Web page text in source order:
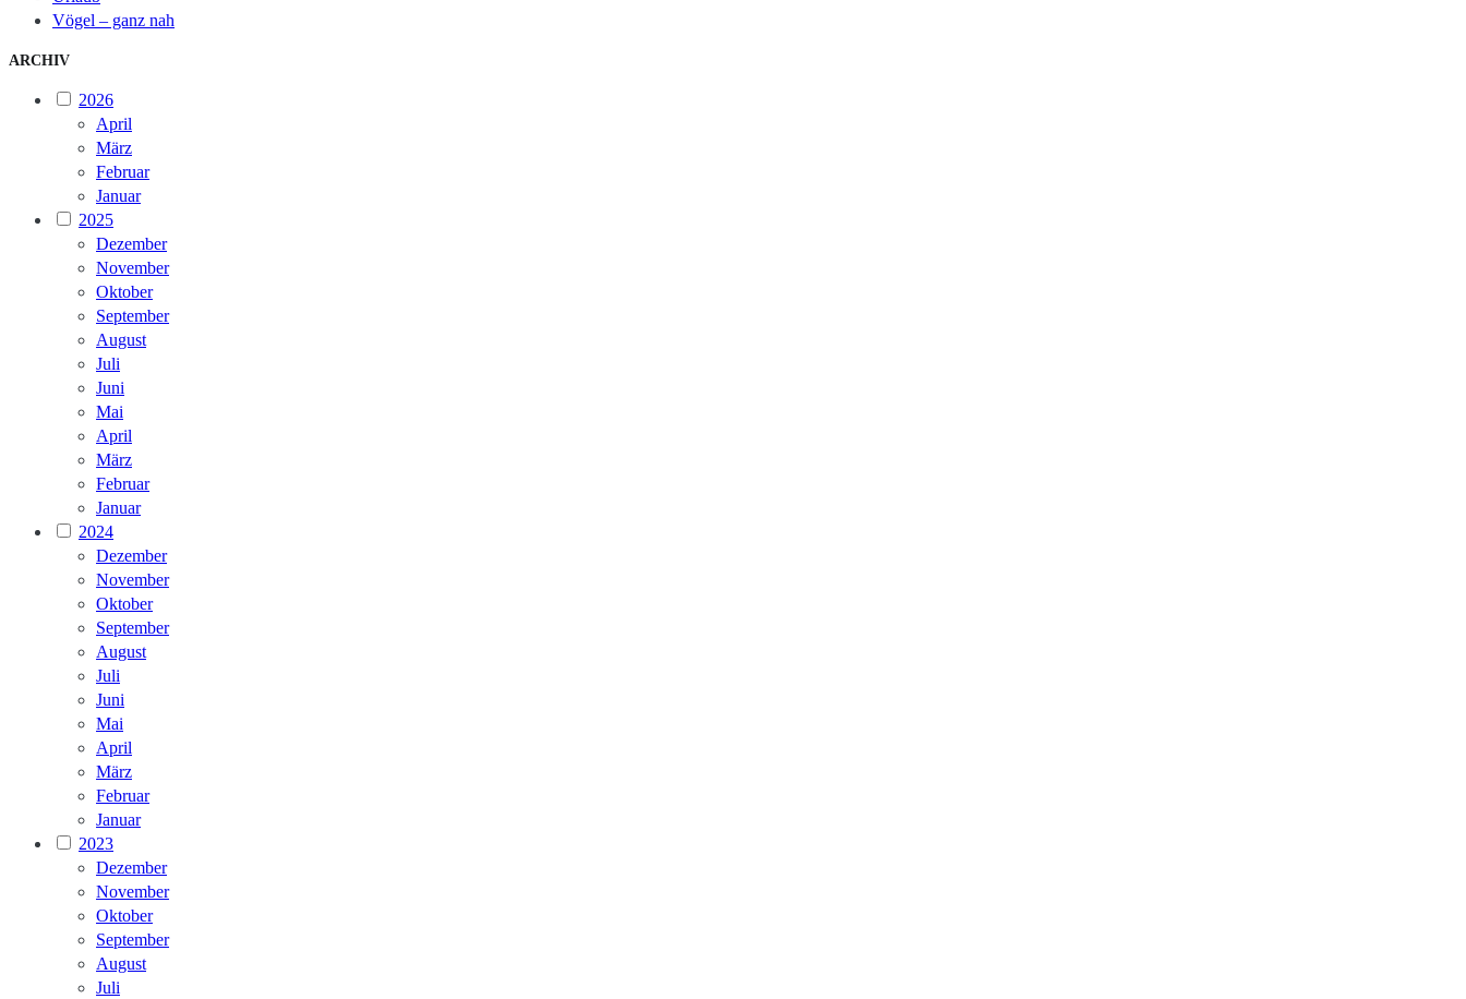
Vögel – ganz nah
ARCHIV
2026
April
März
Februar
Januar
2025
Dezember
November
Oktober
September
August
Juli
Juni
Mai
April
März
Februar
Januar
2024
Dezember
November
Oktober
September
August
Juli
Juni
Mai
April
März
Februar
Januar
2023
Dezember
November
Oktober
September
August
Juli